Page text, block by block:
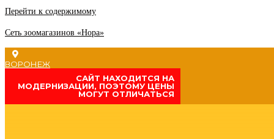
Перейти к содержимому
Сеть зоомагазинов «Нора»
ВОРОНЕЖ
CАЙТ НАХОДИТСЯ НА
МОДЕРНИЗАЦИИ, ПОЭТОМУ ЦЕНЫ
МОГУТ ОТЛИЧАТЬСЯ